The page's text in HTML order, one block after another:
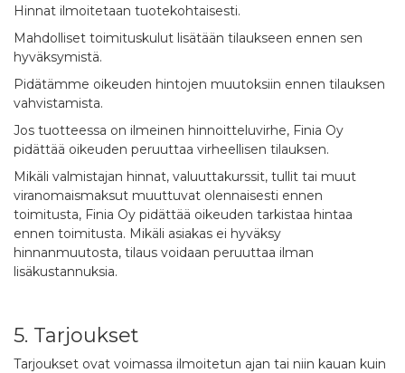
Hinnat ilmoitetaan tuotekohtaisesti.
Mahdolliset toimituskulut lisätään tilaukseen ennen sen
hyväksymistä.
Pidätämme oikeuden hintojen muutoksiin ennen tilauksen
vahvistamista.
Jos tuotteessa on ilmeinen hinnoitteluvirhe, Finia Oy
pidättää oikeuden peruuttaa virheellisen tilauksen.
Mikäli valmistajan hinnat, valuuttakurssit, tullit tai muut
viranomaismaksut muuttuvat olennaisesti ennen
toimitusta, Finia Oy pidättää oikeuden tarkistaa hintaa
ennen toimitusta. Mikäli asiakas ei hyväksy
hinnanmuutosta, tilaus voidaan peruuttaa ilman
lisäkustannuksia.
5. Tarjoukset
Tarjoukset ovat voimassa ilmoitetun ajan tai niin kauan kuin